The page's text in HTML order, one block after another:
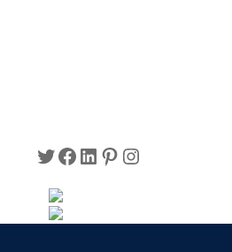
Twitter
Facebook
LinkedIn
Pinterest
Instagram